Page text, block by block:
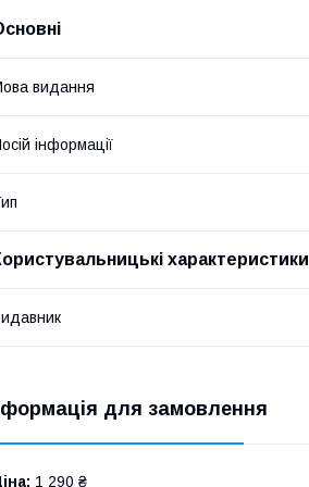
видання
інформації
характеристики
для замовлення
1 290 ₴